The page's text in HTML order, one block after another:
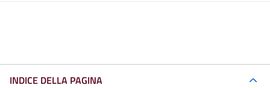
INDICE DELLA PAGINA